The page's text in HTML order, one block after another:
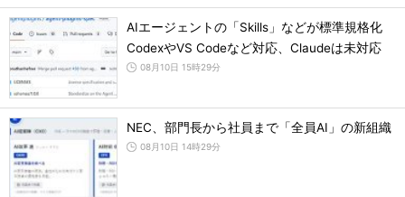
AIエージェントの「Skills」などが標準規格化
CodexやVS Codeなど対応、Claudeは未対応
08月10日 15時29分
NEC、部門長から社員まで「全員AI」の新組織
08月10日 14時29分